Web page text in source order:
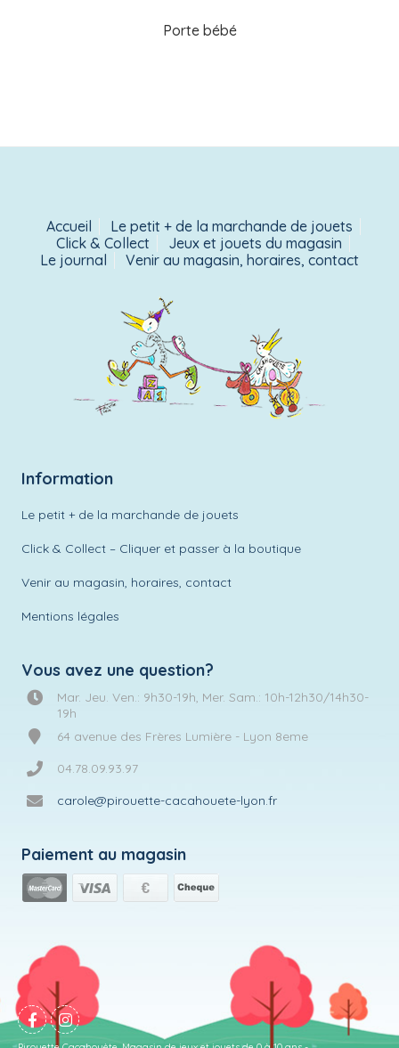
Porte bébé
Accueil
Le petit + de la marchande de jouets
Click & Collect
Jeux et jouets du magasin
Le journal
Venir au magasin, horaires, contact
Information
Le petit + de la marchande de jouets
Click & Collect – Cliquer et passer à la boutique
Venir au magasin, horaires, contact
Mentions légales
Vous avez une question?
Mar. Jeu. Ven.: 9h30-19h, Mer. Sam.: 10h-12h30/14h30-
19h
64 avenue des Frères Lumière - Lyon 8eme
04.78.09.93.97
carole@pirouette-cacahouete-lyon.fr
Paiement au magasin